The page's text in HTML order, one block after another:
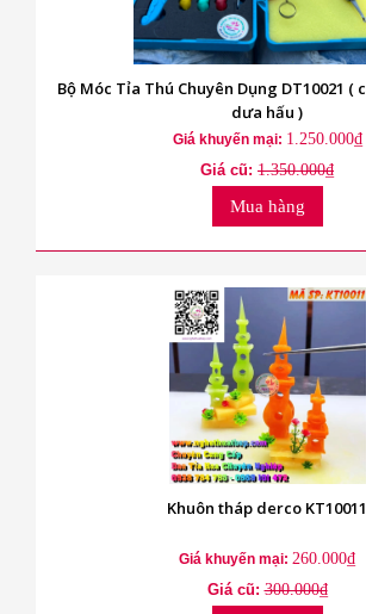
Bộ Móc Tỉa Thú Chuyên Dụng DT10021 ( cạo vỏ khắc chữ
dưa hấu )
Giá khuyến mại: 1.250.000₫
Giá cũ: 1.350.000₫
Mua hàng
Khuôn tháp derco KT10011
Giá khuyến mại: 260.000₫
Giá cũ:300.000₫